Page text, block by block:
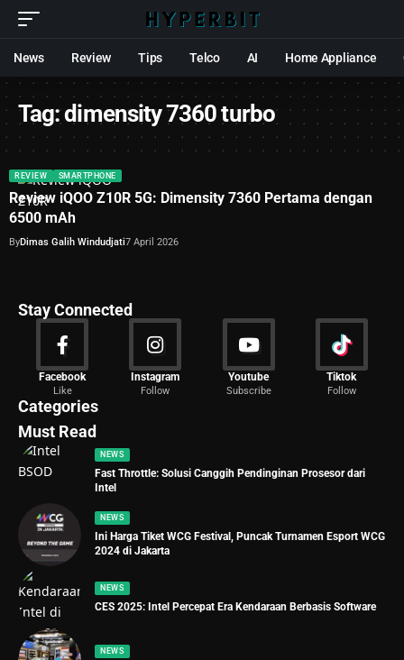
News Review Tips Telco AI Home Appliance
Tag:dimensity 7360 turbo
REVIEW SMARTPHONE
Review iQOO Z10R 5G: Dimensity 7360 Pertama dengan
6500 mAh
ByDimas Galih Windudjati7 April 2026
Stay Connected
Facebook
Like
Instagram
Follow
Youtube
Subscribe
Tiktok
Follow
Categories
News
2029 Articles
Must Read
NEWS
Fast Throttle: Solusi Canggih Pendinginan Prosesor dari
Intel
NEWS
Ini Harga Tiket WCG Festival, Puncak Turnamen Esport WCG
2024 di Jakarta
NEWS
CES 2025: Intel Percepat Era Kendaraan Berbasis Software
NEWS